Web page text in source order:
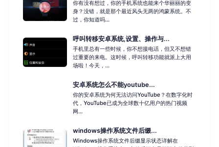
你有没有想过，你的手机系统也能来个华丽丽的变
身？没错，就是那个最近风头无两的鸿蒙系统。不
过，你知道吗...
呼叫转移安卓系统,设置、操作与...
手机里总有一些时候，你不想接电话，但又不想错
过重要的来电。这时候，呼叫转移功能就派上大用
场啦！今天，...
安卓系统怎么不能youtube...
你的安卓系统为何无法访问YouTube？在数字化时
代，YouTube已成为全球数十亿用户的热门视频
网...
windows操作系统文件后缀...
Windows操作系统文件后缀显示状态详解在